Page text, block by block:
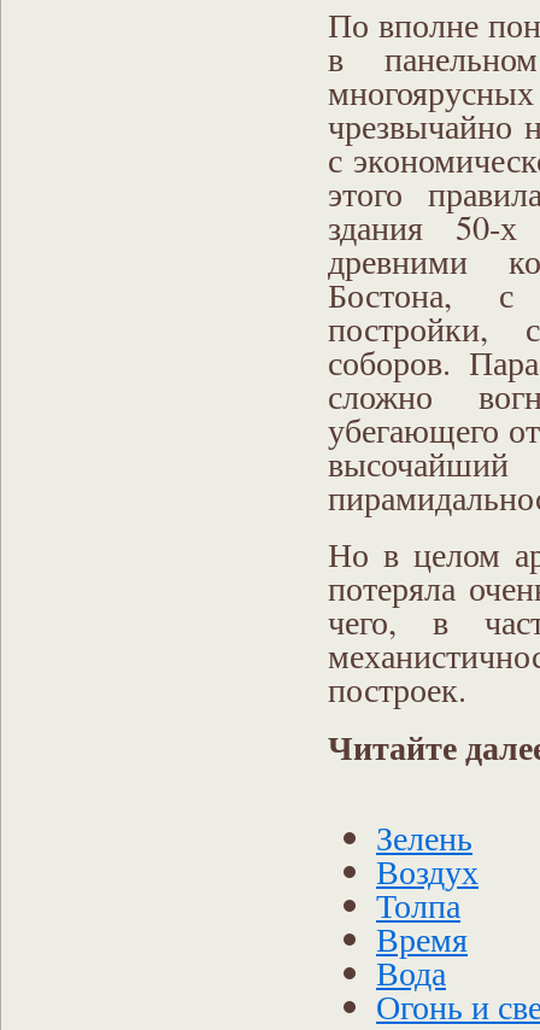
По вполне
в
чрезвычайно
с
этого
здания 50-
древними
Бостона, с
постройки,
соборов.
сложно
убегающего
Но в целом
потеряла
чего, в
построек.
Читайте
Зелень
Воздух
Толпа
Время
Вода
Огонь и